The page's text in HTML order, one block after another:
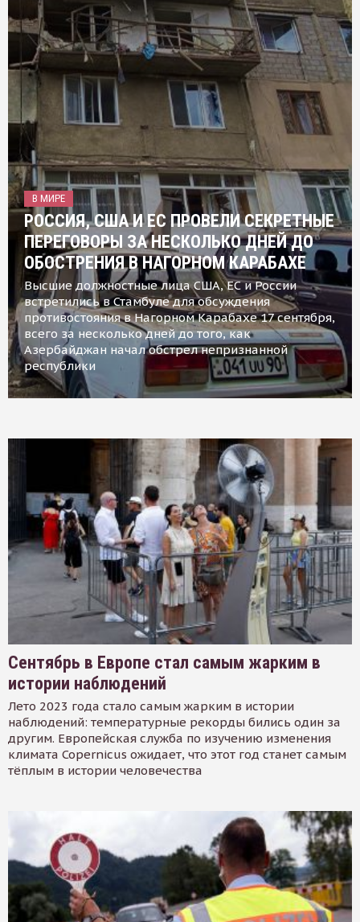
В МИРЕ
РОССИЯ, США И ЕС ПРОВЕЛИ СЕКРЕТНЫЕ
ПЕРЕГОВОРЫ ЗА НЕСКОЛЬКО ДНЕЙ ДО
ОБОСТРЕНИЯ В НАГОРНОМ КАРАБАХЕ
Высшие должностные лица США, ЕС и России
встретились в Стамбуле для обсуждения
противостояния в Нагорном Карабахе 17 сентября,
всего за несколько дней до того, как
Азербайджан начал обстрел непризнанной
республики
Сентябрь в Европе стал самым жарким в
истории наблюдений
Лето 2023 года стало самым жарким в истории
наблюдений: температурные рекорды бились один за
другим. Европейская служба по изучению изменения
климата Copernicus ожидает, что этот год станет самым
тёплым в истории человечества